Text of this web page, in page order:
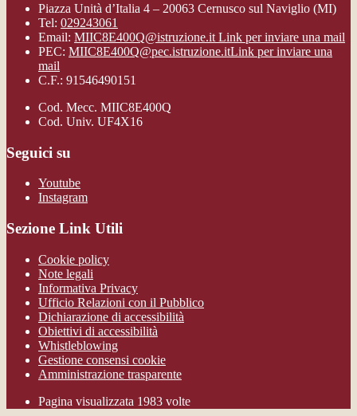
Piazza Unità d’Italia 4 – 20063 Cernusco sul Naviglio (MI)
Tel: 029243061
Email: MIIC8E400Q@istruzione.it Link per inviare una mail
PEC: MIIC8E400Q@pec.istruzione.itLink per inviare una
mail
C.F.: 91546490151
Cod. Mecc. MIIC8E400Q
Cod. Univ. UF4X16
Seguici su
Youtube
Instagram
Sezione Link Utili
Cookie policy
Note legali
Informativa Privacy
Ufficio Relazioni con il Pubblico
Dichiarazione di accessibilità
Obiettivi di accessibilità
Whistleblowing
Gestione consensi cookie
Amministrazione trasparente
Pagina visualizzata 1983 volte